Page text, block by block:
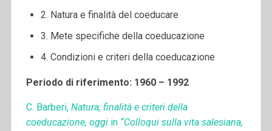
2. Natura e finalità del coeducare
3. Mete specifiche della coeducazione
4. Condizioni e criteri della coeducazione
Periodo di riferimento: 1960 – 1992
C. Barberi, Natura, finalità e criteri della
coeducazione, oggiin “Colloqui sulla vita salesiana,